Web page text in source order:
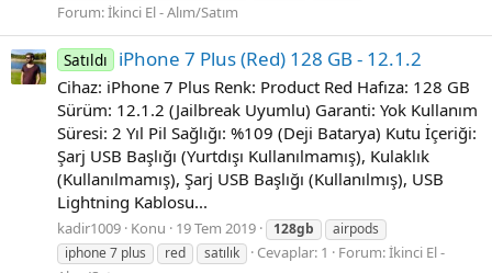
Forum:İkinci El - Alım/Satım
Satıldı iPhone 7 Plus (Red) 128 GB - 12.1.2
Cihaz: iPhone 7 Plus Renk: Product Red Hafıza: 128 GB
Sürüm: 12.1.2 (Jailbreak Uyumlu) Garanti: Yok Kullanım
Süresi: 2 Yıl Pil Sağlığı: %109 (Deji Batarya) Kutu İçeriği:
Şarj USB Başlığı (Yurtdışı Kullanılmamış), Kulaklık
(Kullanılmamış), Şarj USB Başlığı (Kullanılmış), USB
Lightning Kablosu...
kadir1009 Konu 19 Tem 2019 128gb
airpods
iphone 7 plus
red satılık Cevaplar: 1 Forum:İkinci El -